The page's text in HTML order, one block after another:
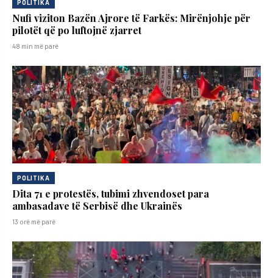
POLITIKA
Nufi viziton Bazën Ajrore të Farkës: Mirënjohje për
pilotët që po luftojnë zjarret
48 min më parë
POLITIKA
Dita 71 e protestës, tubimi zhvendoset para
ambasadave të Serbisë dhe Ukrainës
13 orë më parë